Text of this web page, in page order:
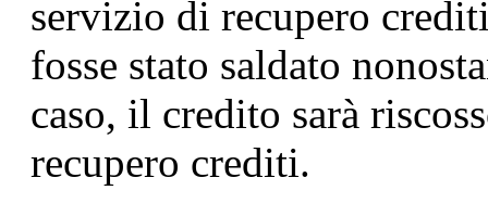
servizio di recupero
fosse stato saldato
caso, il credito sarà
recupero crediti.